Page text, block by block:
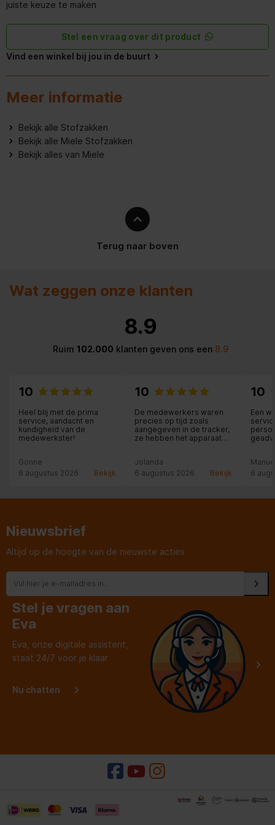
juiste keuze te maken
Stel een vraag over dit product
Vind een winkel bij jou in de buurt
Meer informatie
Bekijk alle Stofzakken
Bekijk alle Miele Stofzakken
Bekijk alles van Miele
Terug naar boven
Wat zeggen onze klanten
8.9
Ruim 102.000 klanten geven ons een8.9
10
Heel blij met de prima
service, aandacht en
kundigheid van de
medewerkster!
Gonne
6 augustus 2026
Bekijk
10
De medewerkers waren
precies op tijd zoals
aangegeven in de tracker,
ze hebben het apparaat
meegeholpen met
overladen en de oude
apparaten meegenomen
Jolanda
6 augustus 2026
Bekijk
10
Een
6
Nieuwsbrief
Altijd op de hoogte van de nieuwste acties
Stel je vragen aan
Eva
Eva, onze digitale assistent,
staat 24/7 voor je klaar
Nu chatten